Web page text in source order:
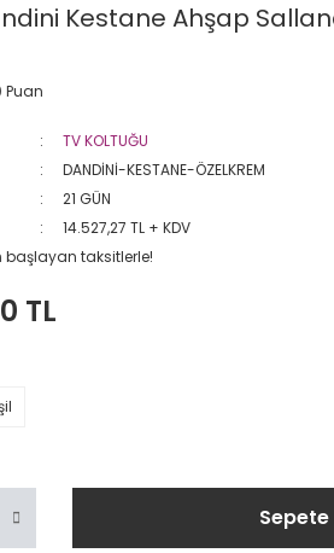
Kestane Ahşap
Puan
TV KOLTUĞU
DANDİNİ-KESTANE-ÖZELKREM
21 GÜN
14.527,27 TL + KDV
başlayan taksitlerle!
TL
Sepete